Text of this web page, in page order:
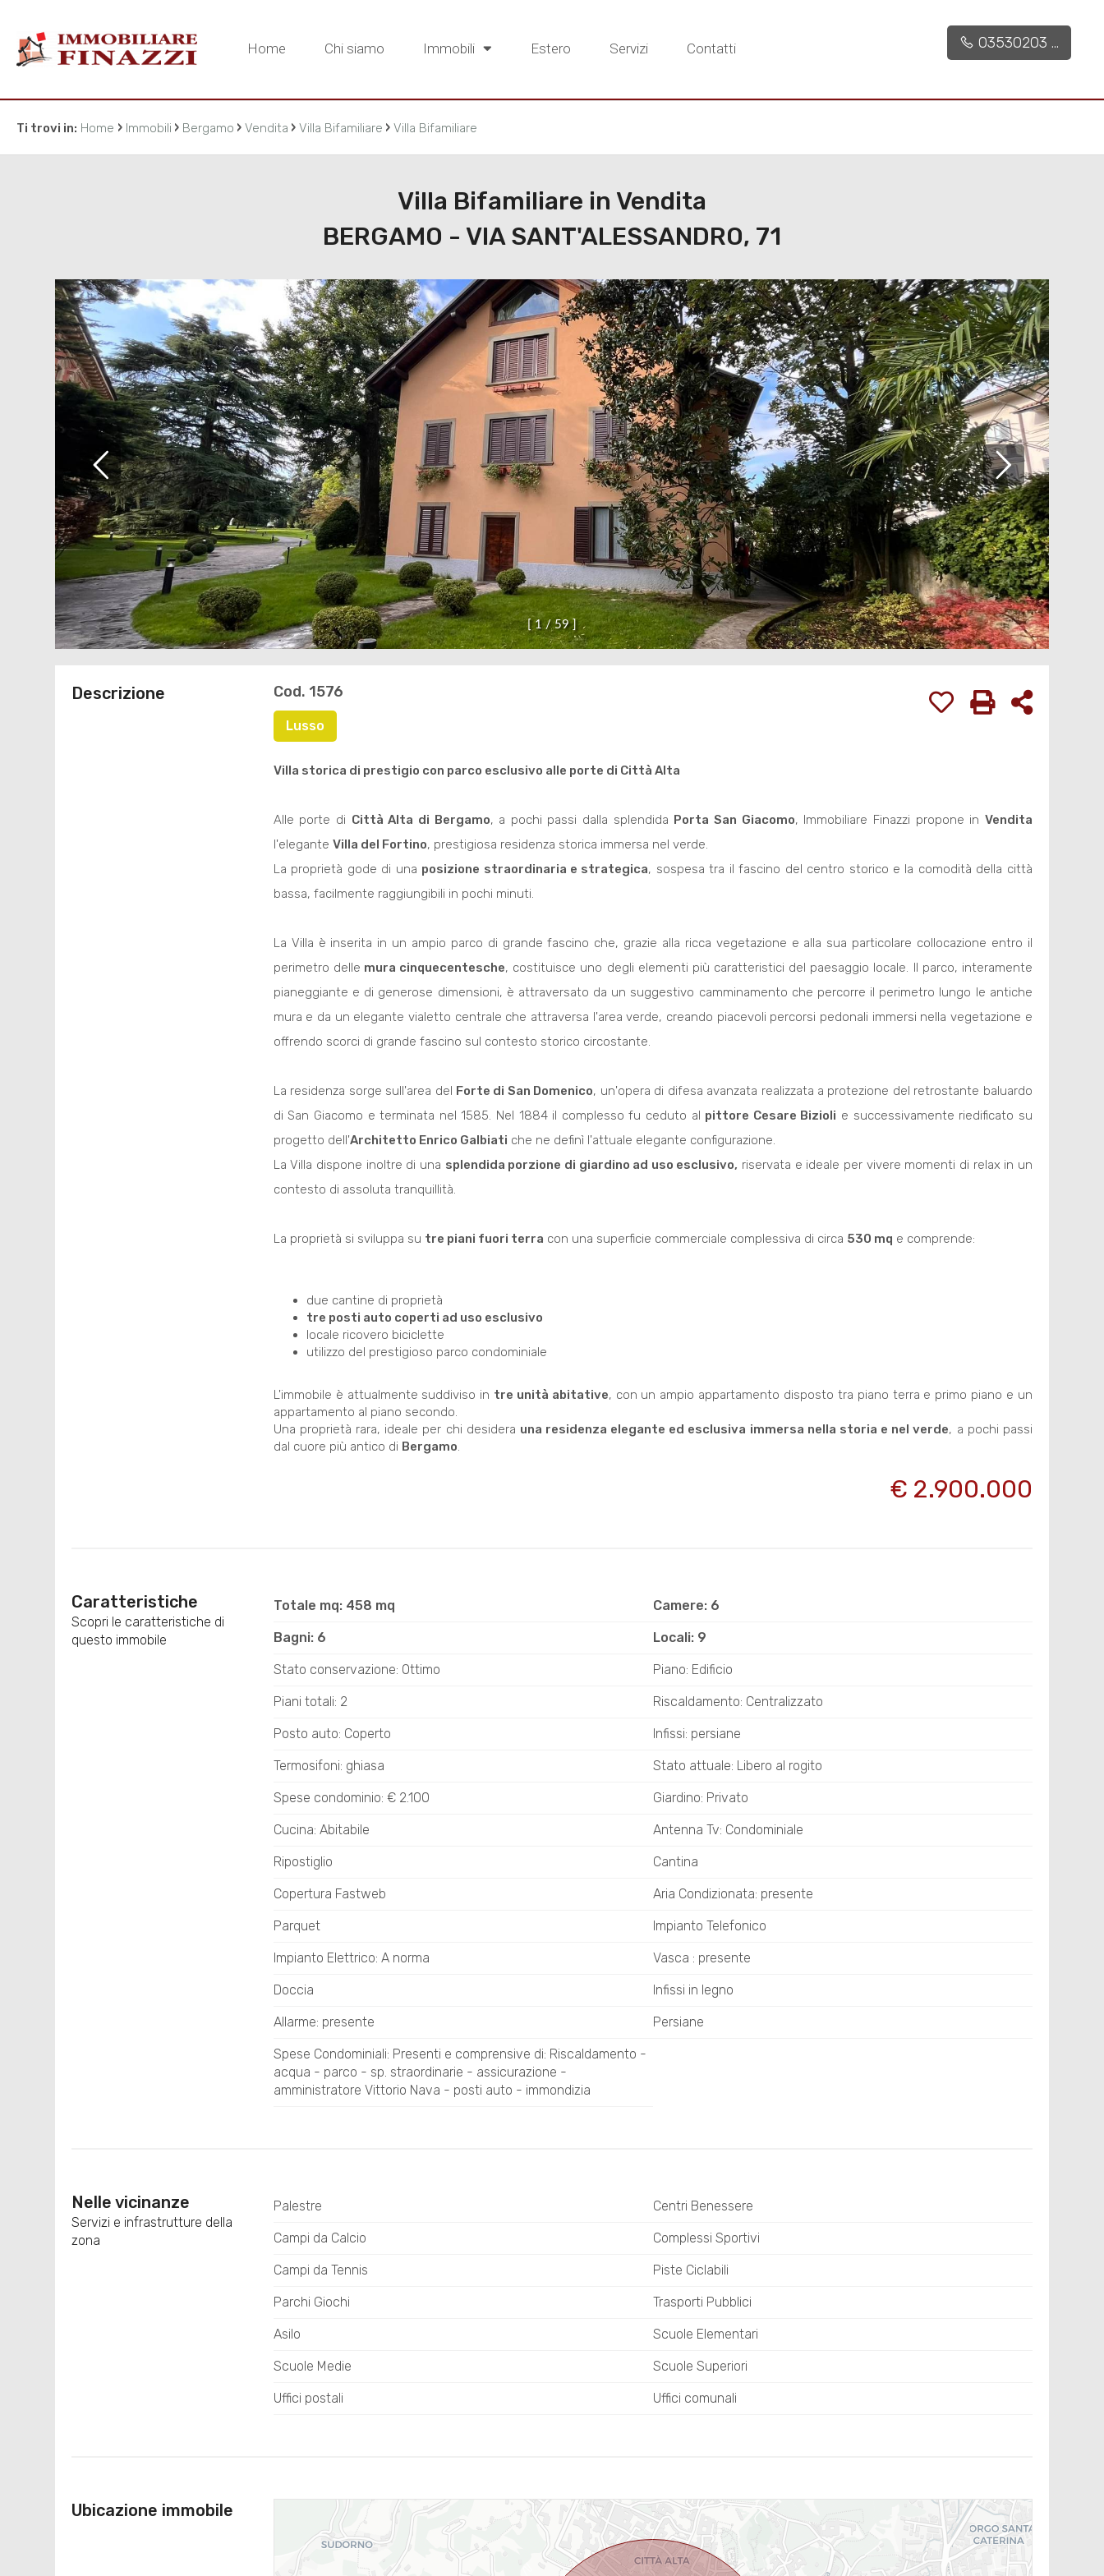
Home Chi siamo Immobili Estero Servizi Contatti 03530203 ...
Ti trovi in: Home › Immobili › Bergamo › Vendita › Villa Bifamiliare › Villa Bifamiliare
Villa Bifamiliare in Vendita
BERGAMO - VIA SANT'ALESSANDRO, 71
[ 1 / 59 ]
Descrizione Cod. 1576
Lusso
Villa storica di prestigio con parco esclusivo alle porte di Città Alta
Alle porte di Città Alta di Bergamo, a pochi passi dalla splendida Porta San Giacomo, Immobiliare Finazzi propone in Vendita
l'elegante Villa del Fortino, prestigiosa residenza storica immersa nel verde.
La proprietà gode di una posizione straordinaria e strategica, sospesa tra il fascino del centro storico e la comodità della città
bassa, facilmente raggiungibili in pochi minuti.
La Villa è inserita in un ampio parco di grande fascino che, grazie alla ricca vegetazione e alla sua particolare collocazione entro il
perimetro delle mura cinquecentesche, costituisce uno degli elementi più caratteristici del paesaggio locale. Il parco, interamente
pianeggiante e di generose dimensioni, è attraversato da un suggestivo camminamento che percorre il perimetro lungo le antiche
mura e da un elegante vialetto centrale che attraversa l'area verde, creando piacevoli percorsi pedonali immersi nella vegetazione e
offrendo scorci di grande fascino sul contesto storico circostante.
La residenza sorge sull'area del Forte di San Domenico, un'opera di difesa avanzata realizzata a protezione del retrostante baluardo
di San Giacomo e terminata nel 1585. Nel 1884 il complesso fu ceduto al pittore Cesare Bizioli e successivamente riedificato su
progetto dell'Architetto Enrico Galbiati che ne definì l'attuale elegante configurazione.
La Villa dispone inoltre di una splendida porzione di giardino ad uso esclusivo, riservata e ideale per vivere momenti di relax in un
contesto di assoluta tranquillità.
La proprietà si sviluppa su tre piani fuori terra con una superficie commerciale complessiva di circa 530 mq e comprende:
due cantine di proprietà
tre posti auto coperti ad uso esclusivo
locale ricovero biciclette
utilizzo del prestigioso parco condominiale
L'immobile è attualmente suddiviso in tre unità abitative, con un ampio appartamento disposto tra piano terra e primo piano e un
appartamento al piano secondo.
Una proprietà rara, ideale per chi desidera una residenza elegante ed esclusiva immersa nella storia e nel verde, a pochi passi
dal cuore più antico di Bergamo.
€ 2.900.000
Caratteristiche
Scopri le caratteristiche di
questo immobile
Totale mq: 458 mq Camere: 6
Bagni: 6 Locali: 9
Stato conservazione: Ottimo Piano: Edificio
Piani totali: 2 Riscaldamento: Centralizzato
Posto auto: Coperto Infissi: persiane
Termosifoni: ghiasa Stato attuale: Libero al rogito
Spese condominio: € 2.100 Giardino: Privato
Cucina: Abitabile Antenna Tv: Condominiale
Ripostiglio Cantina
Copertura Fastweb Aria Condizionata: presente
Parquet Impianto Telefonico
Impianto Elettrico: A norma Vasca : presente
Doccia Infissi in legno
Allarme: presente Persiane
Spese Condominiali: Presenti e comprensive di: Riscaldamento -
acqua - parco - sp. straordinarie - assicurazione -
amministratore Vittorio Nava - posti auto - immondizia
Nelle vicinanze
Servizi e infrastrutture della
zona
Palestre Centri Benessere
Campi da Calcio Complessi Sportivi
Campi da Tennis Piste Ciclabili
Parchi Giochi Trasporti Pubblici
Asilo Scuole Elementari
Scuole Medie Scuole Superiori
Uffici postali Uffici comunali
Ubicazione immobile